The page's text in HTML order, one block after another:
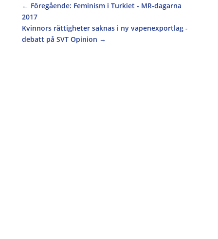
← Föregående: Feminism i Turkiet - MR-dagarna
2017
Kvinnors rättigheter saknas i ny vapenexportlag -
debatt på SVT Opinion →